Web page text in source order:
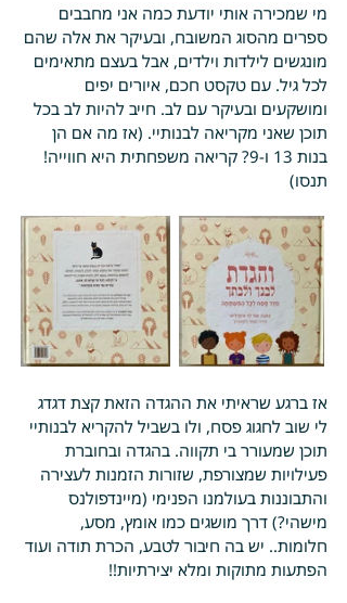
מי שמכירה אותי יודעת כמה אני מחבבים
ספרים מהסוג המשובח, ובעיקר את אלה שהם
מונגשים לילדות וילדים, אבל בעצם מתאימים
לכל גיל. עם טקסט חכם, איורים יפים
ומושקעים ובעיקר עם לב. חייב להיות לב בכל
תוכן שאני מקריאה לבנותיי. (אז מה אם הן
בנות 13 ו-9? קריאה משפחתית היא חווייה!
תנסו)
אז ברגע שראיתי את ההגדה הזאת קצת דגדג
לי שוב לחגוג פסח, ולו בשביל להקריא לבנותיי
תוכן שמעורר בי תקווה. בהגדה ובחוברת
פעילויות שמצורפת, שזורות הזמנות לעצירה
והתבוננות בעולמנו הפנימי (מיינדפולנס
מישהי?) דרך מושגים כמו אומץ, מסע,
חלומות.. יש בה חיבור לטבע, הכרת תודה ועוד
הפתעות מתוקות ומלא יצירתיות!!